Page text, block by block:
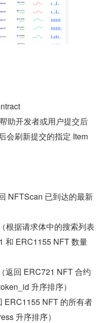
助开发者或用户提交后
会刷新提交的指定 Item
NFTScan 已到达的最新
根据请求体中的搜索列表
和 ERC1155 NFT 数量
返回 ERC721 NFT 合约
升序排序）
ERC1155 NFT 的所有者
升序排序）